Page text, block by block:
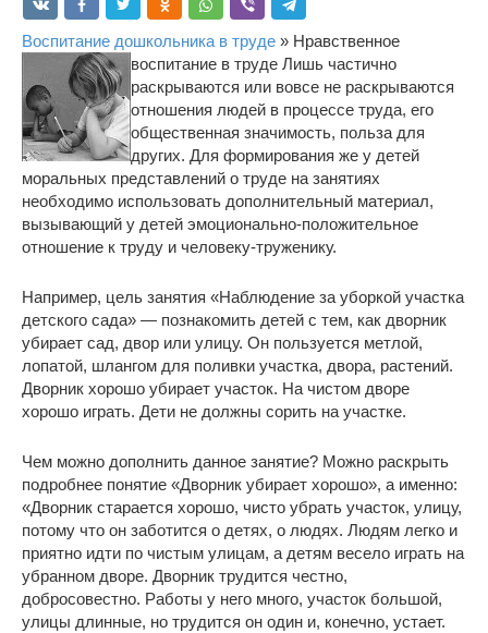
Воспитание дошкольника в труде » Нравственное
воспитание в труде Лишь частично
раскрываются или вовсе не раскрываются
отношения людей в процессе труда, его
общественная значимость, польза для
других. Для формирования же у детей
моральных представлений о труде на занятиях
необходимо использовать дополнительный материал,
вызывающий у детей эмоционально-положительное
отношение к труду и человеку-труженику.
Например, цель занятия «Наблюдение за уборкой участка
детского сада» — познакомить детей с тем, как дворник
убирает сад, двор или улицу. Он пользуется метлой,
лопатой, шлангом для поливки участка, двора, растений.
Дворник хорошо убирает участок. На чистом дворе
хорошо играть. Дети не должны сорить на участке.
Чем можно дополнить данное занятие? Можно раскрыть
подробнее понятие «Дворник убирает хорошо», а именно:
«Дворник старается хорошо, чисто убрать участок, улицу,
потому что он заботится о детях, о людях. Людям легко и
приятно идти по чистым улицам, а детям весело играть на
убранном дворе. Дворник трудится честно,
добросовестно. Работы у него много, участок большой,
улицы длинные, но трудится он один и, конечно, устает.